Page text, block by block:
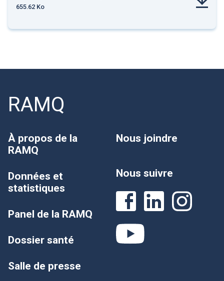
655.62 Ko
RAMQ
À propos de la
RAMQ
Données et
statistiques
Panel de la RAMQ
Dossier santé
Salle de presse
Nous joindre
Nous suivre